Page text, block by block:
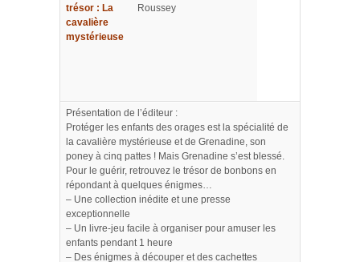
trésor : La
cavalière
mystérieuse
Roussey
Présentation de l’éditeur :
Protéger les enfants des orages est la spécialité de
la cavalière mystérieuse et de Grenadine, son
poney à cinq pattes ! Mais Grenadine s’est blessé.
Pour le guérir, retrouvez le trésor de bonbons en
répondant à quelques énigmes…
– Une collection inédite et une presse
exceptionnelle
– Un livre-jeu facile à organiser pour amuser les
enfants pendant 1 heure
– Des énigmes à découper et des cachettes